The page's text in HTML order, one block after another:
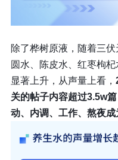
除了桦树原液，随着三
圆水、陈皮水、红枣枸
显著上升，从声量上看，
关的帖子内容超过3.5w
动、内调、工作、熬夜成